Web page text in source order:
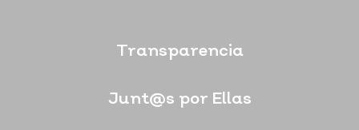
Transparencia
Junt@s por Ellas